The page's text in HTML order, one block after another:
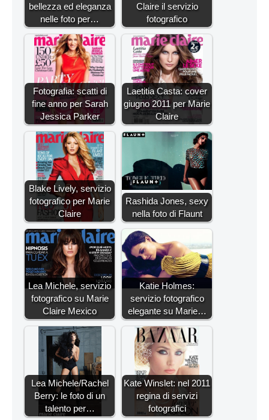
bellezza ed eleganza
nelle foto per…
Claire il servizio
fotografico
Fotografia: scatti di
fine anno per Sarah
Jessica Parker
Laetitia Casta: cover
giugno 2011 per Marie
Claire
Blake Lively, servizio
fotografico per Marie
Claire
Rashida Jones, sexy
nella foto di Flaunt
Lea Michele, servizio
fotografico su Marie
Claire Mexico
Katie Holmes:
servizio fotografico
elegante su Marie…
Lea Michele/Rachel
Berry: le foto di un
talento per…
Kate Winslet: nel 2011
regina di servizi
fotografici